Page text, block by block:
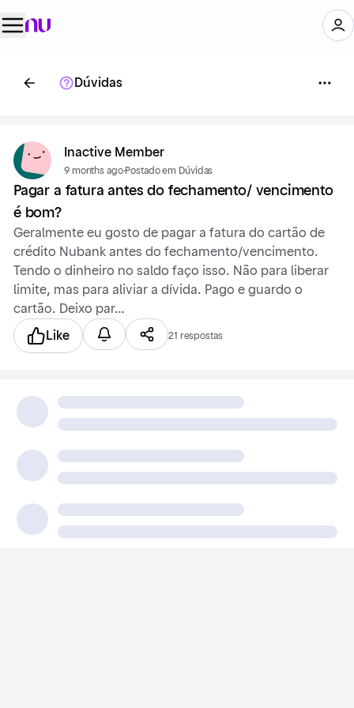
Dúvidas
Inactive Member
9 months ago·Postado em Dúvidas
Pagar a fatura antes do fechamento/ vencimento
é bom?
Geralmente eu gosto de pagar a fatura do cartão de
crédito Nubank antes do fechamento/vencimento.
Tendo o dinheiro no saldo faço isso. Não para liberar
limite, mas para aliviar a dívida. Pago e guardo o
cartão. Deixo par…
Like 21 respostas